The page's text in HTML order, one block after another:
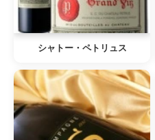
シャトー・ペトリュス